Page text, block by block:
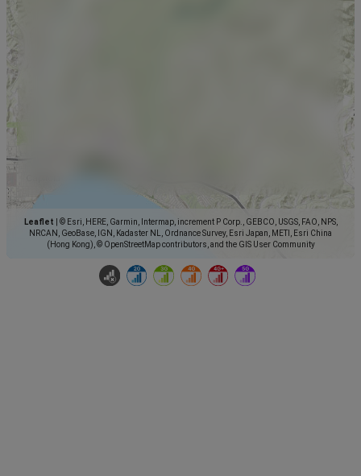
Leaflet
© Esri, HERE, Garmin, Intermap, increment P Corp., GEBCO, USGS, FAO, NPS,
NRCAN, GeoBase, IGN, Kadaster NL, Ordnance Survey, Esri Japan, METI, Esri China
(Hong Kong), © OpenStreetMap contributors, and the GIS User Community